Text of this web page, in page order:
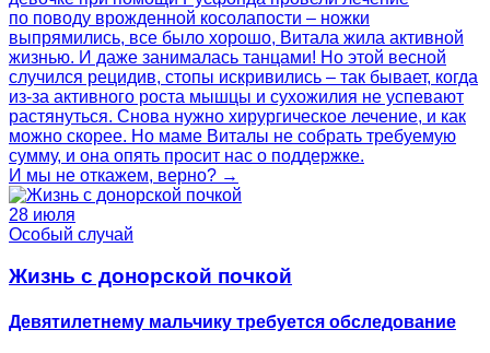
по поводу врожденной косолапости – ножки
выпрямились, все было хорошо, Витала жила активной
жизнью. И даже занималась танцами! Но этой весной
случился рецидив, стопы искривились – так бывает, когда
из-за активного роста мышцы и сухожилия не успевают
растянуться. Снова нужно хирургическое лечение, и как
можно скорее. Но маме Виталы не собрать требуемую
сумму, и она опять просит нас о поддержке.
И мы не откажем, верно? →
28 июля
Особый случай
Жизнь с донорской почкой
Девятилетнему мальчику требуется обследование